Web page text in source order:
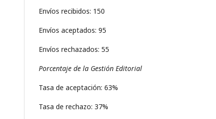
Envíos recibidos: 150
Envíos aceptados: 95
Envíos rechazados: 55
Porcentaje de la Gestión Editorial
Tasa de aceptación: 63%
Tasa de rechazo: 37%